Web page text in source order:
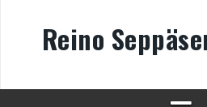
Reino